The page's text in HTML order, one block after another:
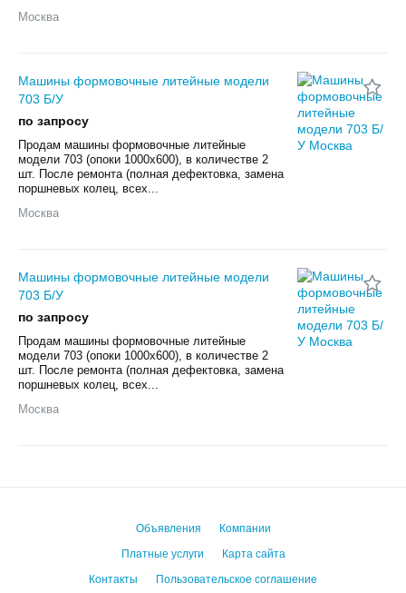
Москва
Машины формовочные литейные модели
703 Б/У
по запросу
Продам машины формовочные литейные
модели 703 (опоки 1000х600), в количестве 2
шт. После ремонта (полная дефектовка, замена
поршневых колец, всех...
Москва
Машины формовочные литейные модели
703 Б/У
по запросу
Продам машины формовочные литейные
модели 703 (опоки 1000х600), в количестве 2
шт. После ремонта (полная дефектовка, замена
поршневых колец, всех...
Москва
Объявления
Компании
Платные услуги
Карта сайта
Контакты
Пользовательское соглашение